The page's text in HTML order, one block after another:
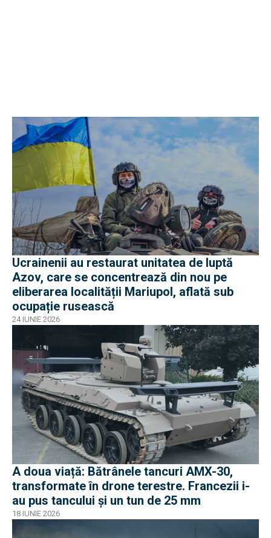
Ucrainenii au restaurat unitatea de luptă
Azov, care se concentrează din nou pe
eliberarea localității Mariupol, aflată sub
ocupație rusească
24 IUNIE 2026
A doua viață: Bătrânele tancuri AMX-30,
transformate în drone terestre. Francezii i-
au pus tancului și un tun de 25 mm
18 IUNIE 2026